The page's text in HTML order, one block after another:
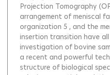
Projection Tomography
arrangement of meniscal
organization 5 , and the
insertion transition have
investigation of bovine
a recent and powerful
structure of biological